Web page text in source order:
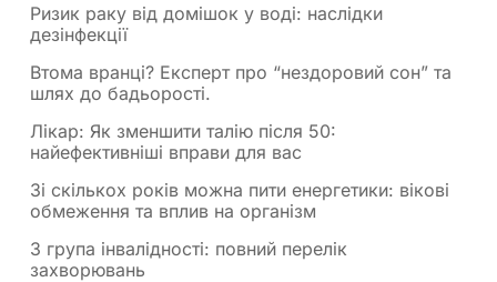
Ризик раку від домішок у воді: наслідки
дезінфекції
Втома вранці? Експерт про “нездоровий сон” та
шлях до бадьорості.
Лікар: Як зменшити талію після 50:
найефективніші вправи для вас
Зі скількох років можна пити енергетики: вікові
обмеження та вплив на організм
3 група інвалідності: повний перелік
захворювань